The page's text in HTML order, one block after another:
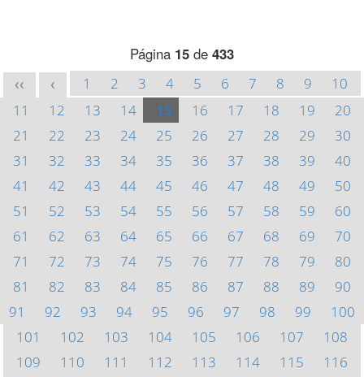
Página 15 de 433
<< < 1 2 3 4 5 6 7 8 9
10
11
12 13 14 15 16 17 18 19
20
21
22 23 24 25 26 27 28 29
30
31
32 33 34 35 36 37 38 39
40
41
42 43 44 45 46 47 48 49
50
51
52 53 54 55 56 57 58 59
60
61
62 63 64 65 66 67 68 69
70
71
72 73 74 75 76 77 78 79
80
81
82 83 84 85 86 87 88 89
90
91
92 93 94 95 96 97 98 99
100
101
102 103 104 105 106 107
108
109
110 111 112 113 114 115
116